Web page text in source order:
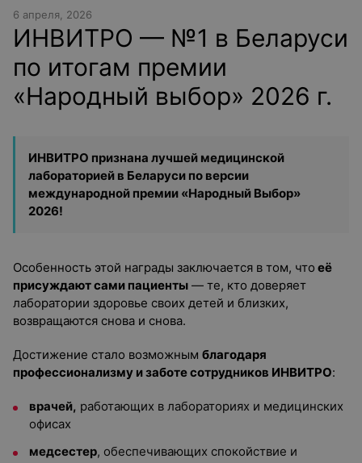
6 апреля, 2026
ИНВИТРО — №1 в Беларуси
по итогам премии
«Народный выбор» 2026 г.
ИНВИТРО признана лучшей медицинской
лабораторией в Беларуси по версии
международной премии «Народный Выбор»
2026!
Особенность этой награды заключается в том, что её
присуждают сами пациенты — те, кто доверяет
лаборатории здоровье своих детей и близких,
возвращаются снова и снова.
Достижение стало возможным благодаря
профессионализму и заботе сотрудников ИНВИТРО:
врачей, работающих в лабораториях и медицинских
офисах
медсестер, обеспечивающих спокойствие и